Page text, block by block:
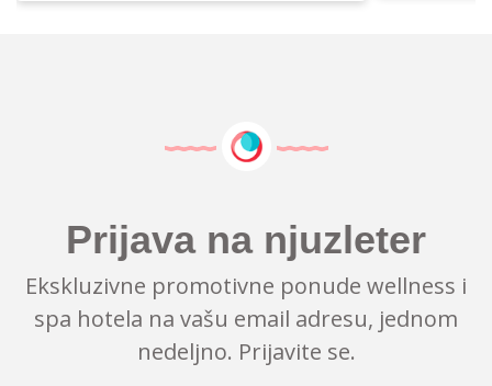
Prijava na njuzleter
Ekskluzivne promotivne ponude wellness i
spa hotela na vašu email adresu, jednom
nedeljno. Prijavite se.